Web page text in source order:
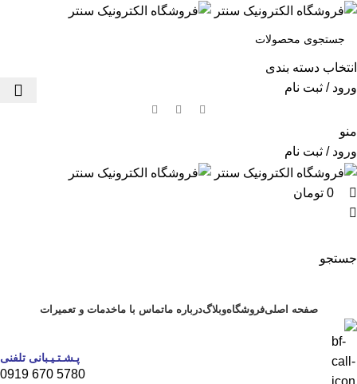
انتخاب دسته بندی
ورود / ثبت نام
منو
ورود / ثبت نام
0 تومان
جستجو
صفحه اصلیفروشگاهوبلاگدرباره ماتماس با ماخدمات و تعمیرات
پـشـتـیـبانی تلفنی
5780 670 0919